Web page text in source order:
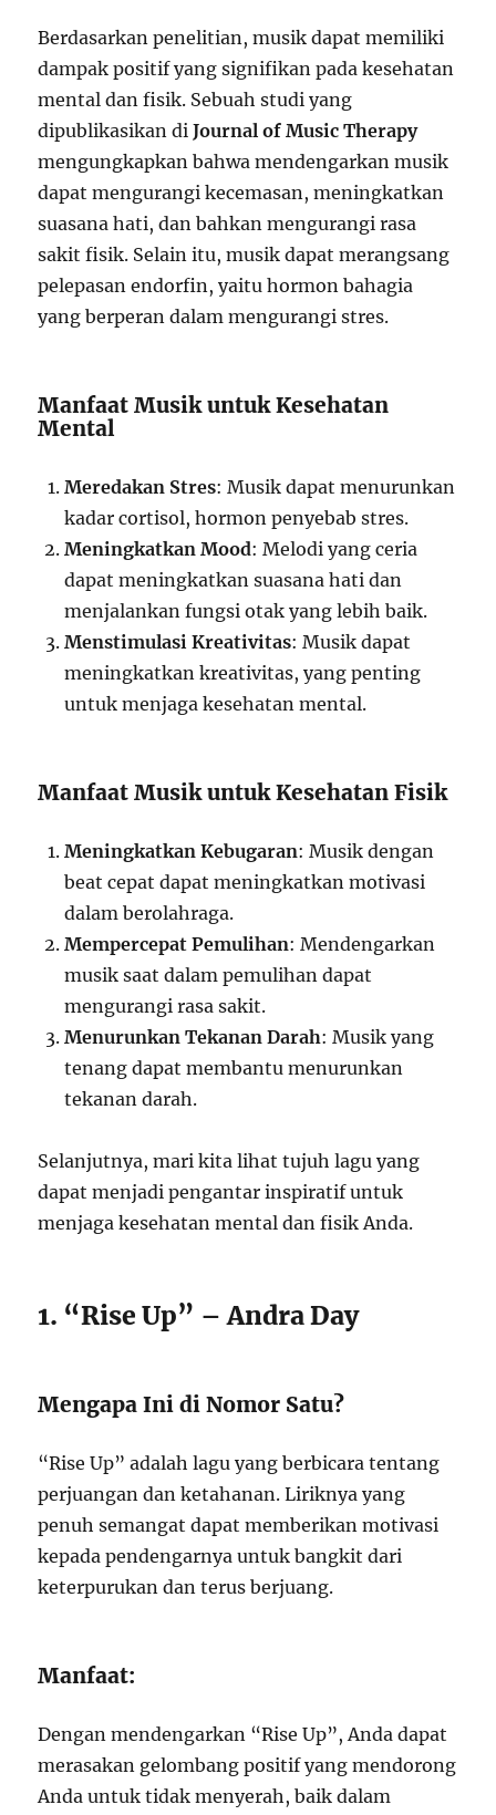
Berdasarkan penelitian, musik dapat memiliki
dampak positif yang signifikan pada kesehatan
mental dan fisik. Sebuah studi yang
dipublikasikan diJournal of Music Therapy
mengungkapkan bahwa mendengarkan musik
dapat mengurangi kecemasan, meningkatkan
suasana hati, dan bahkan mengurangi rasa
sakit fisik. Selain itu, musik dapat merangsang
pelepasan endorfin, yaitu hormon bahagia
yang berperan dalam mengurangi stres.
Manfaat Musik untuk Kesehatan
Mental
Meredakan Stres: Musik dapat menurunkan
kadar cortisol, hormon penyebab stres.
Meningkatkan Mood: Melodi yang ceria
dapat meningkatkan suasana hati dan
menjalankan fungsi otak yang lebih baik.
Menstimulasi Kreativitas: Musik dapat
meningkatkan kreativitas, yang penting
untuk menjaga kesehatan mental.
Manfaat Musik untuk Kesehatan Fisik
Meningkatkan Kebugaran: Musik dengan
beat cepat dapat meningkatkan motivasi
dalam berolahraga.
Mempercepat Pemulihan: Mendengarkan
musik saat dalam pemulihan dapat
mengurangi rasa sakit.
Menurunkan Tekanan Darah: Musik yang
tenang dapat membantu menurunkan
tekanan darah.
Selanjutnya, mari kita lihat tujuh lagu yang
dapat menjadi pengantar inspiratif untuk
menjaga kesehatan mental dan fisik Anda.
1. “Rise Up” – Andra Day
Mengapa Ini di Nomor Satu?
“Rise Up” adalah lagu yang berbicara tentang
perjuangan dan ketahanan. Liriknya yang
penuh semangat dapat memberikan motivasi
kepada pendengarnya untuk bangkit dari
keterpurukan dan terus berjuang.
Manfaat:
Dengan mendengarkan “Rise Up”, Anda dapat
merasakan gelombang positif yang mendorong
Anda untuk tidak menyerah, baik dalam